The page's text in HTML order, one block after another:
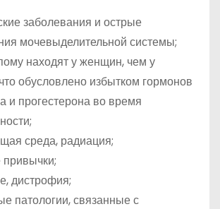
заболевания и острые
мочевыделительной системы;
находят у женщин, чем у
обусловлено избытком гормонов
и прогестерона во время
среда, радиация;
дистрофия;
патологии, связанные с